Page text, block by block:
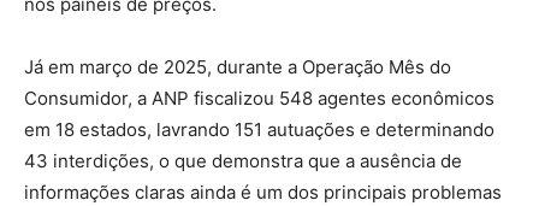
Já em março de 2025, durante a Operação Mês do
Consumidor, a ANP fiscalizou 548 agentes econômicos
em 18 estados, lavrando 151 autuações e determinando
43 interdições, o que demonstra que a ausência de
informações claras ainda é um dos principais problemas